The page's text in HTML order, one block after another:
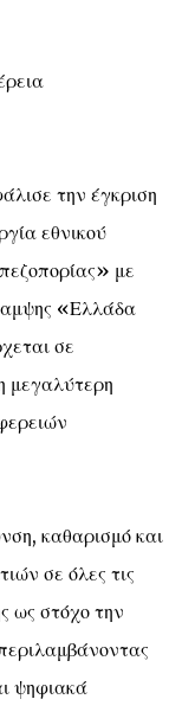
την έγκριση
εθνικού
με
«Ελλάδα
σε
μεγαλύτερη
καθαρισμό και
σε όλες τις
ως στόχο την
ψηφιακά